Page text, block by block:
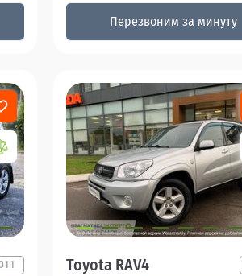
Перезвоним за минуту
Toyota RAV4